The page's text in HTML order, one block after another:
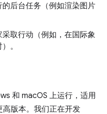
后台任务（例如渲染图片
取行动（例如，在国际象
。
和 macOS 上运行，适用
高版本。我们正在开发